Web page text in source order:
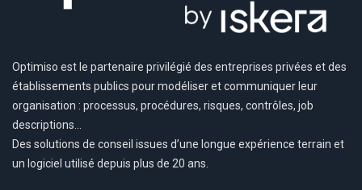
Optimiso est le partenaire privilégié des entreprises privées et des
établissements publics pour modéliser et communiquer leur
organisation : processus, procédures, risques, contrôles, job
descriptions…
Des solutions de conseil issues d’une longue expérience terrain et
un logiciel utilisé depuis plus de 20 ans.